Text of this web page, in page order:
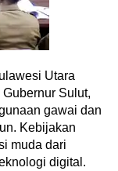
Utara
Sulut,
gawai dan
Kebijakan
muda dari
digital.